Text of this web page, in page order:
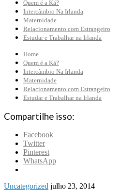
Quem é a Ká?
Intercâmbio Na Irlanda
Maternidade
Relacionamento com Estrangeiro
Estudar e Trabalhar na Irlanda
Home
Quem é a Ká?
Intercâmbio Na Irlanda
Maternidade
Relacionamento com Estrangeiro
Estudar e Trabalhar na Irlanda
Compartilhe isso:
Facebook
Twitter
Pinterest
WhatsApp
Uncategorized julho 23, 2014